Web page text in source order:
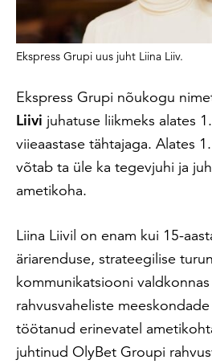
Ekspress Grupi uus juht Liina Liiv.
Ekspress Grupi nõukogu
Liivi juhatuse liikmeks alates
viieaastase tähtajaga. Alates
võtab ta üle ka tegevjuhi ja
ametikoha.
Liina Liivil on enam kui 15-
äriarenduse, strateegilise
kommunikatsiooni
rahvusvaheliste
töötanud erinevatel
juhtinud OlyBet Groupi